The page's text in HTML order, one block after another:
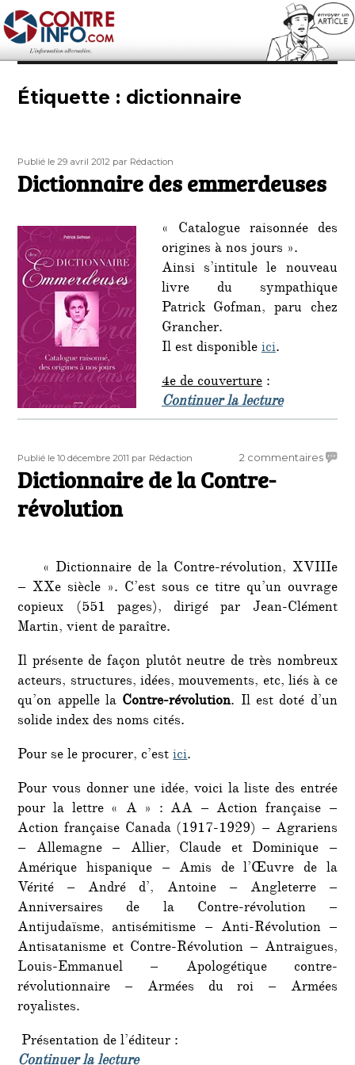
Contre-Info
Étiquette : dictionnaire
Publié
le
Publié le 29 avril 2012 Auteur
par Rédaction
Dictionnaire des emmerdeuses
« Catalogue raisonnée des
origines à nos jours ».
Ainsi s’intitule le nouveau
livre du sympathique
Patrick Gofman, paru chez
Grancher.
Il est disponibleici.
4e de couverture:
Continuer la lecturede «
Publié
le
Publié le 10 décembre 2011 Auteur
par Rédaction 2 commentairessur
Dictionnaire de la Contre-
révolution
« Dictionnaire de la Contre-révolution, XVIIIe
– XXe siècle ». C’est sous ce titre qu’un ouvrage
copieux (551 pages), dirigé par Jean-Clément
Martin, vient de paraître.
Il présente de façon plutôt neutre de très nombreux
acteurs, structures, idées, mouvements, etc, liés à ce
qu’on appelle la Contre-révolution. Il est doté d’un
solide index des noms cités.
Pour se le procurer, c’estici.
Pour vous donner une idée, voici la liste des entrée
pour la lettre « A » : AA – Action française –
Action française Canada (1917-1929) – Agrariens
– Allemagne – Allier, Claude et Dominique –
Amérique hispanique – Amis de l’Œuvre de la
Vérité – André d’, Antoine – Angleterre –
Anniversaires de la Contre-révolution –
Antijudaïsme, antisémitisme – Anti-Révolution –
Antisatanisme et Contre-Révolution – Antraigues,
Louis-Emmanuel – Apologétique contre-
révolutionnaire – Armées du roi – Armées
royalistes.
Présentation de l’éditeur :